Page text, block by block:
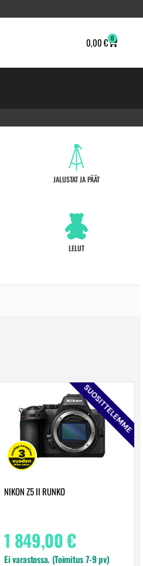
0,00€ 0
JALUSTAT JA PÄÄT
LELUT
SUOSITTELEMME
NIKON Z5 II RUNKO
1 849,00€
Ei varastossa. (Toimitus 7-9 pv)